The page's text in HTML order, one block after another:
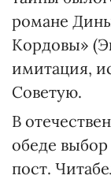
романе
Кордовы»
имитация,
Советую.
В
обеде
пост.